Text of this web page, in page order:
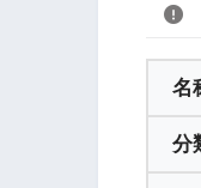
名
分